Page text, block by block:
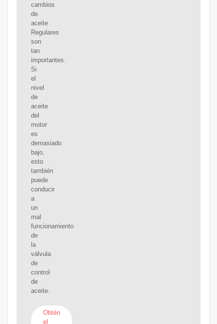
cambios
de
aceite
Regulares
son
tan
importantes.
Si
el
nivel
de
aceite
del
motor
es
demasiado
bajo,
esto
también
puede
conducir
a
un
mal
funcionamiento
de
la
válvula
de
control
de
aceite.
Obtén
el